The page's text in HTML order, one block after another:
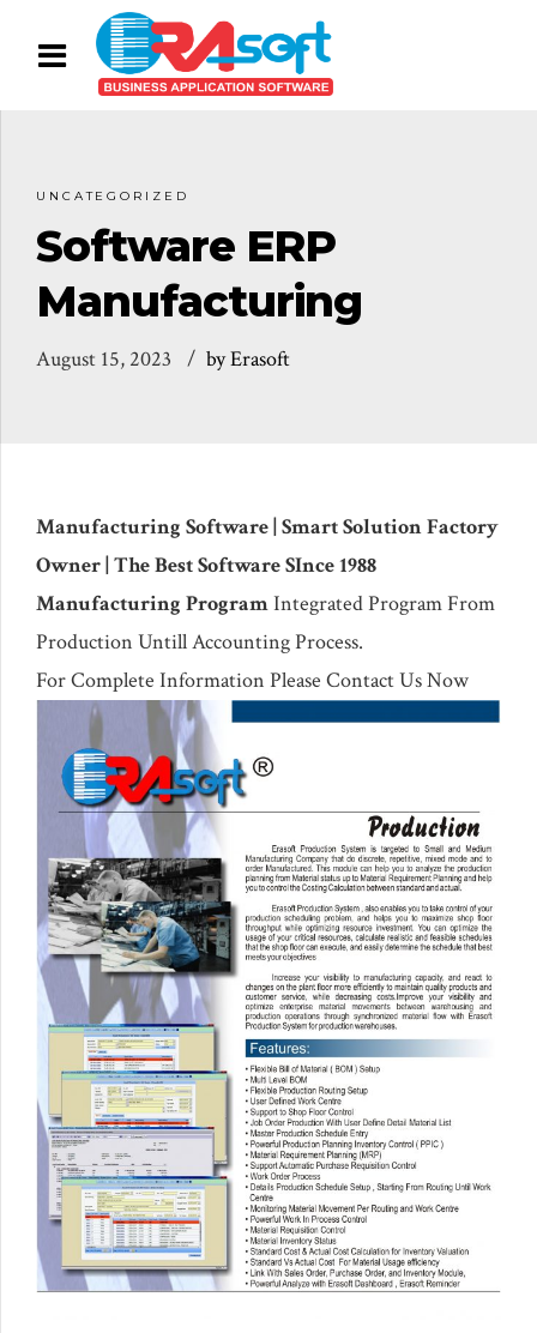
UNCATEGORIZED
Software ERP
Manufacturing
August 15, 2023 by Erasoft
Manufacturing Software | Smart Solution Factory
Owner | The Best Software SInce 1988
Manufacturing ProgramIntegrated Program From
Production Untill Accounting Process.
For Complete Information Please Contact Us Now